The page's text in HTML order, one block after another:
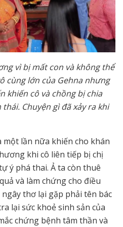
vì bị mất con và không thể
cùng lớn của Gehna nhưng
khiến cô và chồng bị chia
Chuyện gì đã xảy ra khi
một lần nữa khiến cho khán
khi cô liên tiếp bị chị
ý phá thai. Ả ta còn thuê
và làm chứng cho điều
thơ lại gặp phải tên bác
lại sức khoẻ sinh sản của
chứng bệnh tâm thần và